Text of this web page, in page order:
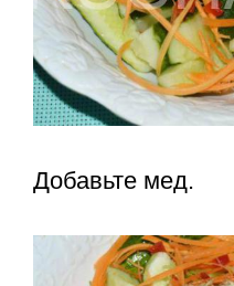
Добавьте мед.